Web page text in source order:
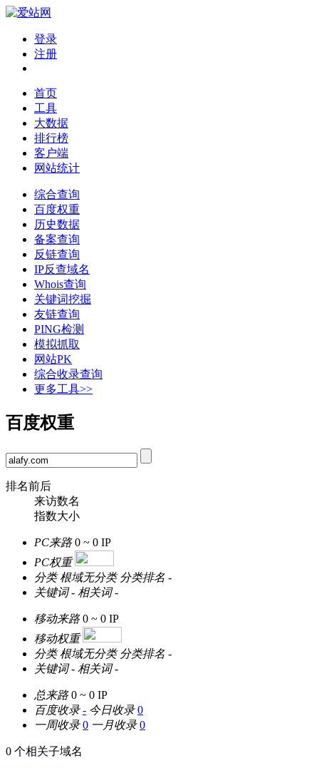
登录
注册
首页
工具
大数据
排行榜
客户端
网站统计
综合查询
百度权重
历史数据
备案查询
反链查询
IP反查域名
Whois查询
关键词挖掘
友链查询
PING检测
模拟抓取
网站PK
综合收录查询
更多工具>>
百度权重
排名前后
来访数名
指数大小
PC来路 0 ~ 0 IP
PC权重
分类 根域无分类 分类排名 -
关键词 - 相关词 -
移动来路 0 ~ 0 IP
移动权重
分类 根域无分类 分类排名 -
关键词 - 相关词 -
总来路 0 ~ 0 IP
百度收录 - 今日收录 0
一周收录 0 一月收录 0
0 个相关子域名